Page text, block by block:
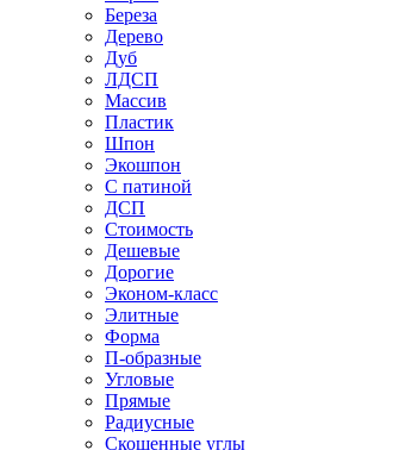
Береза
Дерево
Дуб
ЛДСП
Массив
Пластик
Шпон
Экошпон
С патиной
ДСП
Стоимость
Дешевые
Дорогие
Эконом-класс
Элитные
Форма
П-образные
Угловые
Прямые
Радиусные
Скошенные углы